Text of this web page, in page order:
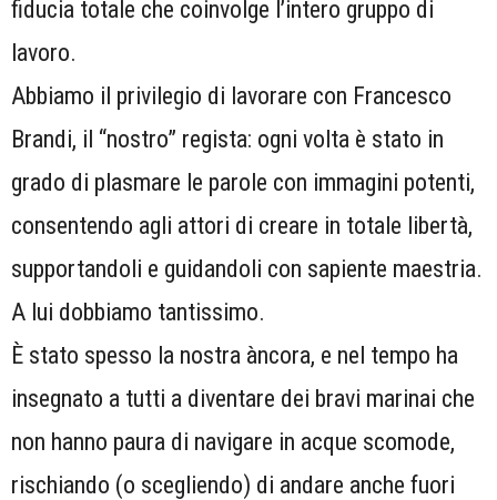
fiducia totale che coinvolge l’intero gruppo di
lavoro.
Abbiamo il privilegio di lavorare con Francesco
Brandi, il “nostro” regista: ogni volta è stato in
grado di plasmare le parole con immagini potenti,
consentendo agli attori di creare in totale libertà,
supportandoli e guidandoli con sapiente maestria.
A lui dobbiamo tantissimo.
È stato spesso la nostra àncora, e nel tempo ha
insegnato a tutti a diventare dei bravi marinai che
non hanno paura di navigare in acque scomode,
rischiando (o scegliendo) di andare anche fuori